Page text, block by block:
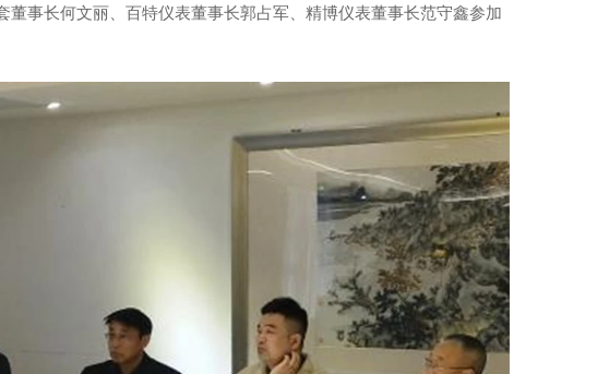
气体涡轮流量计
事长何文丽、百特仪表董事长郭占军、精博仪表董事长范守鑫参加